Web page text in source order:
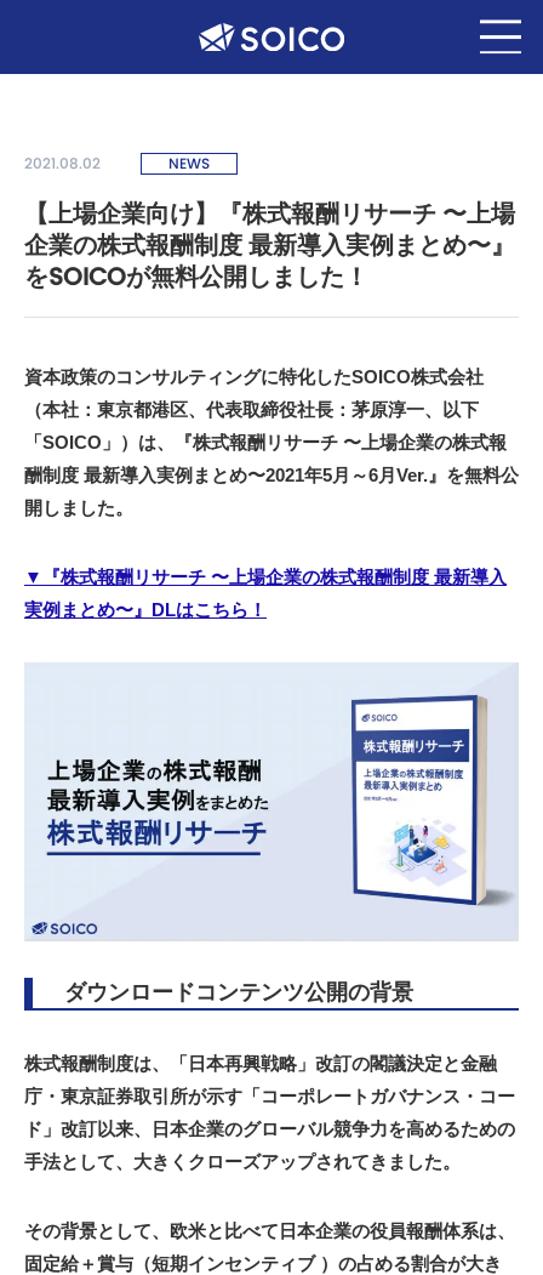
2021.08.02 NEWS
【上場企業向け】『株式報酬リサーチ 〜上場
企業の株式報酬制度 最新導入実例まとめ〜』
をSOICOが無料公開しました！
資本政策のコンサルティングに特化したSOICO株式会社
（本社：東京都港区、代表取締役社長：茅原淳一、以下
「SOICO」）は、『株式報酬リサーチ 〜上場企業の株式報
酬制度 最新導入実例まとめ〜2021年5月～6月Ver.』を無料公
開しました。
▼『株式報酬リサーチ 〜上場企業の株式報酬制度 最新導入
実例まとめ〜』DLはこちら！
ダウンロードコンテンツ公開の背景
株式報酬制度は、「日本再興戦略」改訂の閣議決定と金融
庁・東京証券取引所が示す「コーポレートガバナンス・コー
ド」改訂以来、
日本企業のグローバル競争力を高めるための
手法として、大きくクローズアップされてきました。
その背景として、欧米と比べて日本企業の役員報酬体系は、
固定給＋賞与（短期インセンティブ ）の占める割合が大き